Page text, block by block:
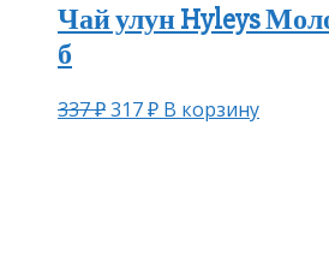
Чай улун Hyleys
б
337₽317₽ В корзину